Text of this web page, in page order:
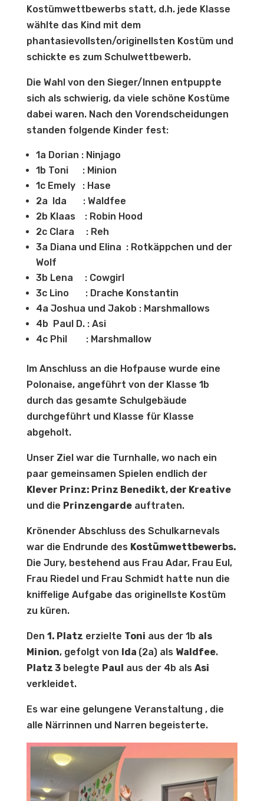
Kostümwettbewerbs statt, d.h. jede Klasse
wählte das Kind mit dem
phantasievollsten/originellsten Kostüm und
schickte es zum Schulwettbewerb.
Die Wahl von den Sieger/Innen entpuppte
sich als schwierig, da viele schöne Kostüme
dabei waren. Nach den Vorendscheidungen
standen folgende Kinder fest:
1a Dorian : Ninjago
1b Toni : Minion
1c Emely : Hase
2a Ida : Waldfee
2b Klaas : Robin Hood
2c Clara : Reh
3a Diana und Elina : Rotkäppchen und der
Wolf
3b Lena : Cowgirl
3c Lino : Drache Konstantin
4a Joshua und Jakob : Marshmallows
4b Paul D. : Asi
4c Phil : Marshmallow
Im Anschluss an die Hofpause wurde eine
Polonaise, angeführt von der Klasse 1b
durch das gesamte Schulgebäude
durchgeführt und Klasse für Klasse
abgeholt.
Unser Ziel war die Turnhalle, wo nach ein
paar gemeinsamen Spielen endlich der
Klever Prinz: Prinz Benedikt, der Kreative
und die Prinzengardeauftraten.
Krönender Abschluss des Schulkarnevals
war die Endrunde des Kostümwettbewerbs.
Die Jury, bestehend aus Frau Adar, Frau Eul,
Frau Riedel und Frau Schmidt hatte nun die
kniffelige Aufgabe das originellste Kostüm
zu küren.
Den 1. Platz erzielte Toni aus der 1b als
Minion, gefolgt von Ida (2a) als Waldfee.
Platz 3belegte Paul aus der 4b als Asi
verkleidet.
Es war eine gelungene Veranstaltung , die
alle Närrinnen und Narren begeisterte.